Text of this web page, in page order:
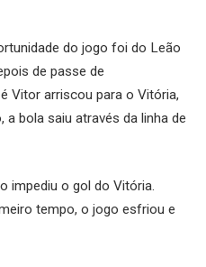
do jogo foi do Leão
de passe de
Vitor arriscou para o Vitória,
bola saiu através da linha de
impediu o gol do Vitória.
tempo, o jogo esfriou e